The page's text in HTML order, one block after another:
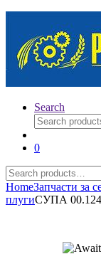
Search
Search
for:
0
Search
for:
HomeЗапчасти за
плугиСУПА